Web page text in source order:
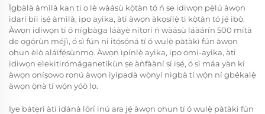
Ìgbàlà àmìlà kan ti o lè wàásù kọ̀tàn tó ń se idiwọn pẹ̀lú àwọn
ìdarí bíi iṣẹ́ àmìlà, ipo ayika, àti àwọn àkọsílẹ̀ ti kọ̀tàn tó jẹ́ ibò.
Àwọn idiwọn tí ó nígbàga láàyè nítorí ń wàásù láàárín 500 mítà
de ọgọ́rùn méjì, ó sì fún ni itọ́sọ́ná tí ó wulẹ̀ pàtàkì fún àwọn
ohun èlò aláìfẹ́sùnmọ. Àwọn ìpínlẹ̀ ayika, ipo omi-ayika, àti
idiwọn elekitirómáganetíkùn ṣe àǹfààní sí iṣẹ́, ó sì máa yàn kí
àwọn oníṣowo ronú àwọn ìyípadà wọ̀nyí nigbà tí wọ́n ní gbékalẹ̀
àwọn ọ̀nà tí wọ́n yóò lo.
Iye bátẹrì àti ìdánà lórí inú ara jẹ́ àwọn ohun tí ó wulẹ̀ pàtàkì fún